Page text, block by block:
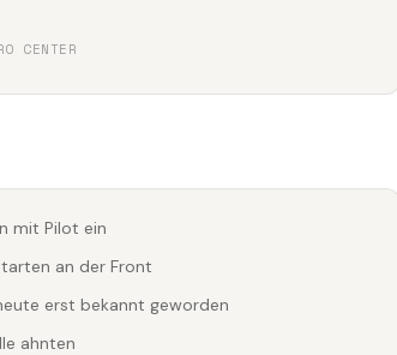
CENTER
mit Pilot ein
an der Front
erst bekannt geworden
ahnten